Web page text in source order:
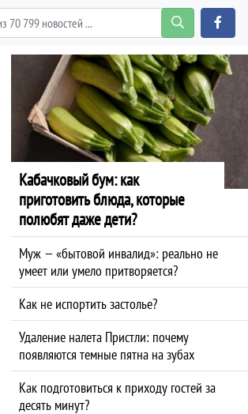
Кабачковый бум: как
приготовить блюда, которые
полюбят даже дети?
Муж — «бытовой инвалид»: реально не
умеет или умело притворяется?
Как не испортить застолье?
Удаление налета Пристли: почему
появляются темные пятна на зубах
Как подготовиться к приходу гостей за
десять минут?